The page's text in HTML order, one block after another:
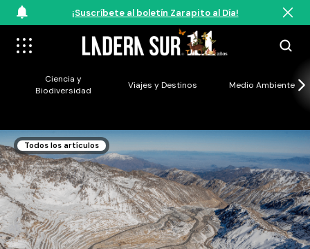
¡Suscríbete al boletín Zarapito al Día!
Ciencia y
Biodiversidad
Viajes y Destinos Medio Ambiente
Todos los artículos